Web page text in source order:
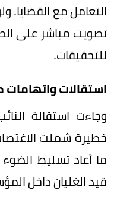
التعامل مع القضايا.
تصويت مباشر على
للتحقيقات.
استقالات
وجاءت استقالة
خطيرة شملت
ما أعاد تسليط
قيد الغليان داخل